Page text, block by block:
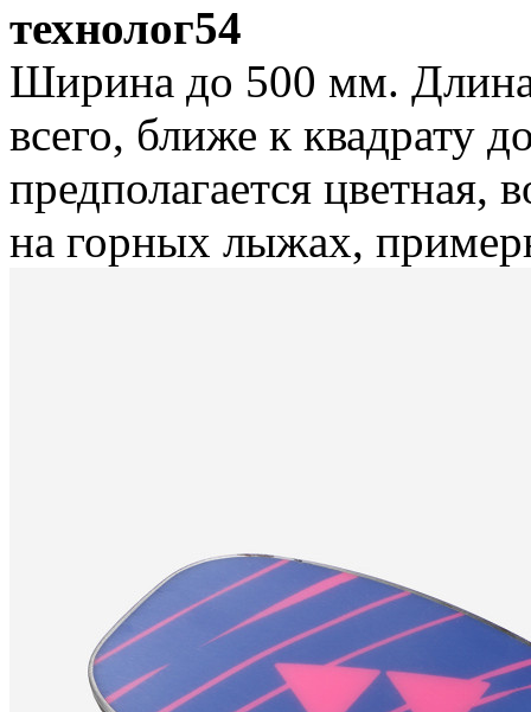
технолог54
Ширина до 500 мм.
всего, ближе к квадрату
предполагается цветная,
на горных лыжах,